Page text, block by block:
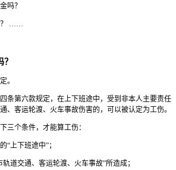
吗？
？ ……
。
条第六款规定，在上下班途中，受到非本人主要责任
、客运轮渡、火车事故伤害的，可以被认定为工伤。
三个条件，才能算工伤：
“上下班途中”；
道交通、客运轮渡、火车事故”所造成；